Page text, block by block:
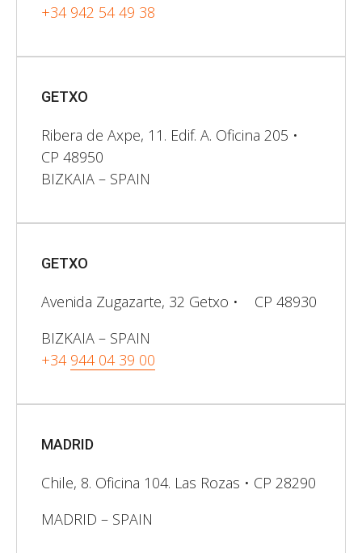
+34 942 54 49 38
GETXO
Ribera de Axpe, 11. Edif. A. Oficina 205 •
CP 48950
BIZKAIA – SPAIN
GETXO
Avenida Zugazarte, 32 Getxo • CP 48930
BIZKAIA – SPAIN
+34 944 04 39 00
MADRID
Chile, 8. Oficina 104. Las Rozas • CP 28290
MADRID – SPAIN